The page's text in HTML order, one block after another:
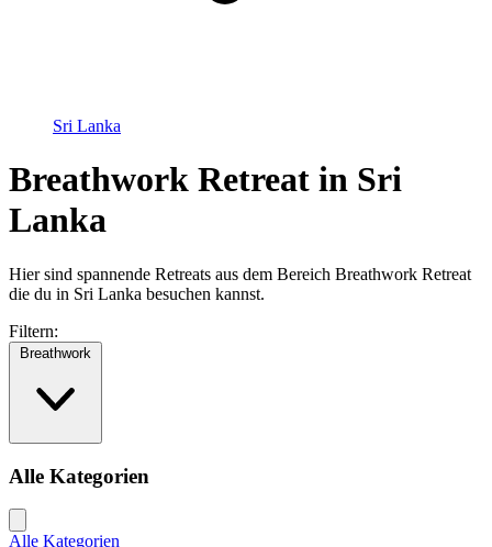
Sri Lanka
Breathwork Retreat in Sri
Lanka
Hier sind spannende Retreats aus dem Bereich Breathwork Retreat
die du in Sri Lanka besuchen kannst.
Filtern:
Breathwork
Alle Kategorien
Alle Kategorien